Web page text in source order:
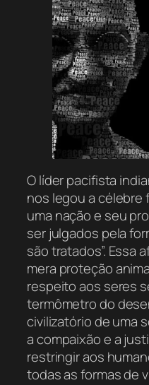
O líder pacifista
nos legou a célebre
uma nação e seu
ser julgados pela
são tratados”. Essa
mera proteção
respeito aos seres
termômetro do
civilizatório de uma
a compaixão e a
restringir aos
todas as formas de